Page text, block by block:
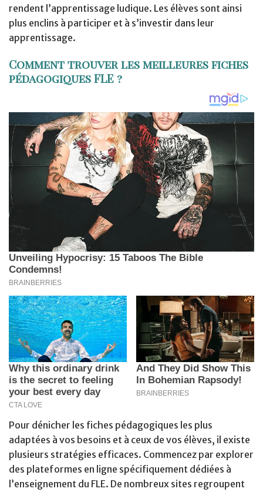
rendent l’apprentissage ludique. Les élèves sont ainsi
plus enclins à participer et à s’investir dans leur
apprentissage.
Comment trouver les meilleures fiches
pédagogiques FLE ?
Pour dénicher les fiches pédagogiques les plus
adaptées à vos besoins et à ceux de vos élèves, il existe
plusieurs stratégies efficaces. Commencez par explorer
des plateformes en ligne spécifiquement dédiées à
l’enseignement du FLE. De nombreux sites regroupent